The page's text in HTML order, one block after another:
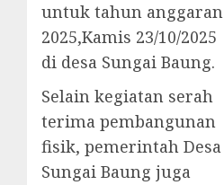
untuk tahun anggaran
2025,Kamis 23/10/2025
di desa Sungai Baung.
Selain kegiatan serah
terima pembangunan
fisik, pemerintah Desa
Sungai Baung juga